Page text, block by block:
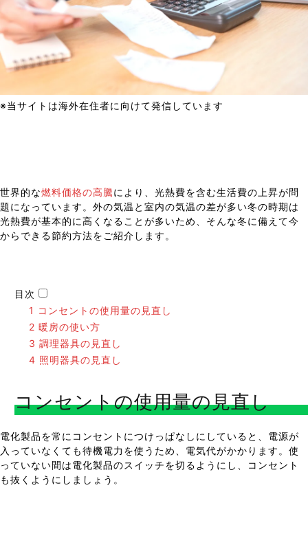
※当サイトは海外在住者に向けて発信しています
世界的な燃料価格の高騰により、光熱費を含む生活費の上昇が問
題になっています。外の気温と室内の気温の差が多い冬の時期は
光熱費が基本的に高くなることが多いため、そんな冬に備えて今
からできる節約方法をご紹介します。
目次
1 コンセントの使用量の見直し
2 暖房の使い方
3 調理器具の見直し
4 照明器具の見直し
コンセントの使用量の見直し
電化製品を常にコンセントにつけっぱなしにしていると、電源が
入っていなくても待機電力を使うため、電気代がかかります。使
っていない間は電化製品のスイッチを切るようにし、コンセント
も抜くようにしましょう。